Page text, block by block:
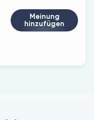
Meinung
hinzufügen